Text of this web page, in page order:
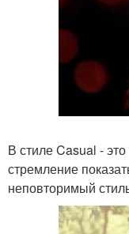
В стиле Casual - это
стремление
неповторимый